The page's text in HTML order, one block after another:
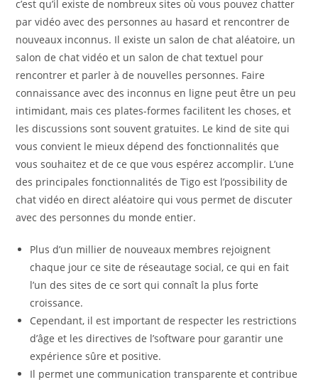
c’est qu’il existe de nombreux sites où vous pouvez chatter
par vidéo avec des personnes au hasard et rencontrer de
nouveaux inconnus. Il existe un salon de chat aléatoire, un
salon de chat vidéo et un salon de chat textuel pour
rencontrer et parler à de nouvelles personnes. Faire
connaissance avec des inconnus en ligne peut être un peu
intimidant, mais ces plates-formes facilitent les choses, et
les discussions sont souvent gratuites. Le kind de site qui
vous convient le mieux dépend des fonctionnalités que
vous souhaitez et de ce que vous espérez accomplir. L’une
des principales fonctionnalités de Tigo est l’possibility de
chat vidéo en direct aléatoire qui vous permet de discuter
avec des personnes du monde entier.
Plus d’un millier de nouveaux membres rejoignent
chaque jour ce site de réseautage social, ce qui en fait
l’un des sites de ce sort qui connaît la plus forte
croissance.
Cependant, il est important de respecter les restrictions
d’âge et les directives de l’software pour garantir une
expérience sûre et positive.
Il permet une communication transparente et contribue